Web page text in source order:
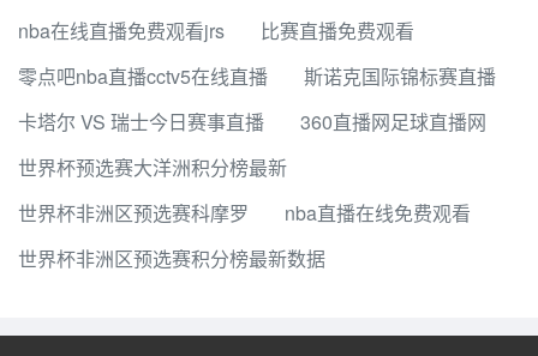
nba在线直播免费观看jrs
比赛直播免费观看
零点吧nba直播cctv5在线直播
斯诺克国际锦标赛直播
卡塔尔 VS 瑞士今日赛事直播
360直播网足球直播网
世界杯预选赛大洋洲积分榜最新
世界杯非洲区预选赛科摩罗
nba直播在线免费观看
世界杯非洲区预选赛积分榜最新数据